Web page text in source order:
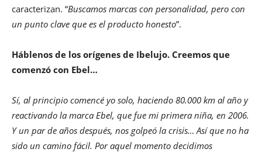
caracterizan. “Buscamos marcas con personalidad, pero con
un punto clave que es el producto honesto”.
Háblenos de los orígenes de Ibelujo. Creemos que
comenzó con Ebel…
Sí, al principio comencé yo solo, haciendo 80.000 km al año y
reactivando la marca Ebel, que fue mi primera niña, en 2006.
Y un par de años después, nos golpeó la crisis… Así que no ha
sido un camino fácil. Por aquel momento decidimos